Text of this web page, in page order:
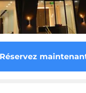
Réservez